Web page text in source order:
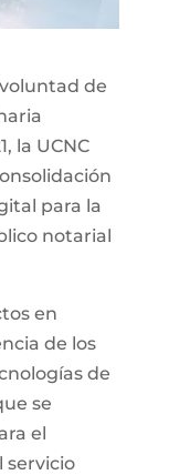
de
la UCNC
para la
notarial
en
de los
de
se
el
servicio